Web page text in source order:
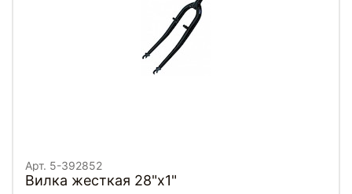
Арт. 5-392852
Вилка жесткая 28"х1"